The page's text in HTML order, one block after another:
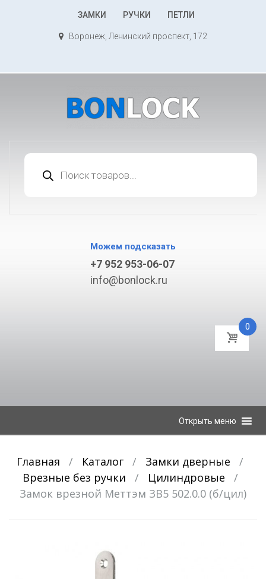
К
ЗАМКИ РУЧКИ ПЕТЛИ
Воронеж, Ленинский проспект, 172
товаров
Можем подсказать
+7 952 953-06-07
info@bonlock.ru
0
Открыть меню
Главная / Каталог / Замки дверные
/
Врезные без ручки
/ Цилиндровые
/
Замок врезной Меттэм ЗВ5 502.0.0 (б/цил)